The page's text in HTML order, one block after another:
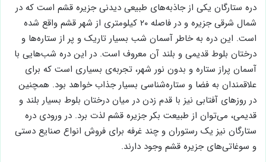
دره ستارگان یکی از جاذبه‌های طبیعی دیدنی جزیره قشم است که در
شمال شرقی جزیره و در فاصله ۲۰ کیلومتری از شهر قشم واقع شده
است. این دره به خاطر آسمان شب بسیار تاریک و پر از ستاره‌ها و
درختان بلوط قدیمی و بلند آن معروف است. در این دره شب‌هایی با
آسمان پراز ستاره و بدون نور شهر، تجربه‌ی بسیاری است که برای
علاقمندان به فضا و ستاره‌شناسی بسیار جذاب خواهد بود. همچنین
در روزهای آفتابی نیز با قدم زدن در میان درختان بلوط بسیار بلند و
قدیمی، می‌توان از طبیعت بکر جزیره قشم لذت برد. در ورودی دره
ستارگان نیز یک رستوران و چند غرفه برای فروش انواع صنایع دستی
و سوغاتی‌های جزیره قشم وجود دارند.